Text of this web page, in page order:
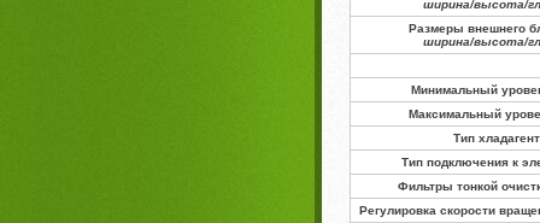
ширина/высота/
Размеры внешнего
ширина/высота/
Минимальный
Максимальный
Тип
Тип подключения к
Фильтры тонкой
Регулировка скорости